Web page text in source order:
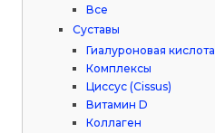
Все
Суставы
Гиалуроновая кислота
Комплексы
Циссус (Cissus)
Витамин D
Коллаген